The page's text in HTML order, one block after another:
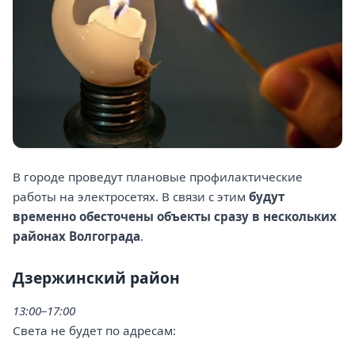
В городе проведут плановые профилактические
работы на электросетях. В связи с этим будут
временно обесточены объекты сразу в нескольких
районах Волгограда.
Дзержинский район
13:00–17:00
Света не будет по адресам: